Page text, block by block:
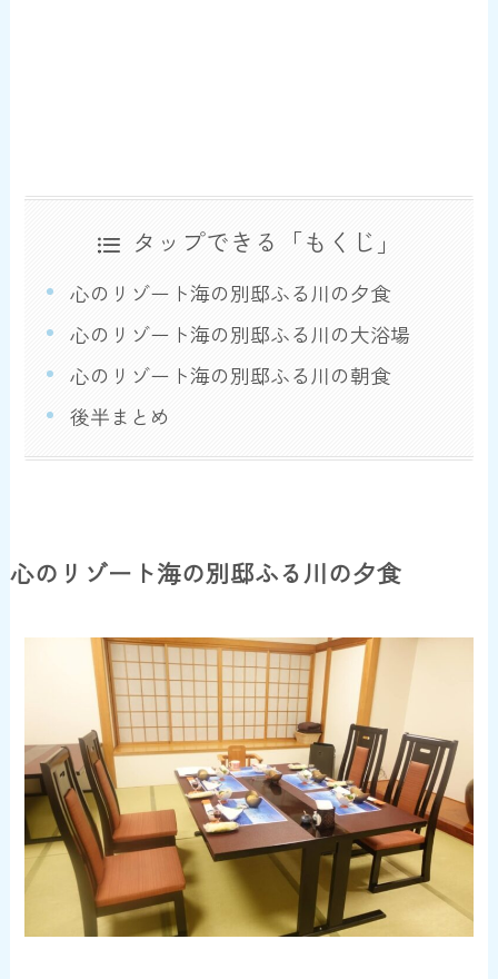
タップできる「もくじ」
心のリゾート海の別邸ふる川の夕食
心のリゾート海の別邸ふる川の大浴場
心のリゾート海の別邸ふる川の朝食
後半まとめ
心のリゾート海の別邸ふる川の夕食